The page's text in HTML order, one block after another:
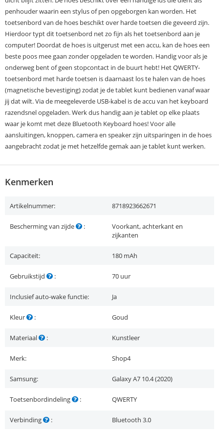
penhouder waarin een stylus of pen opgeborgen kan worden. Het
toetsenbord van de hoes beschikt over harde toetsen die geveerd zijn.
Hierdoor typt dit toetsenbord net zo fijn als het toetsenbord aan je
computer! Doordat de hoes is uitgerust met een accu, kan de hoes een
beste poos mee gaan zonder opgeladen te worden. Handig voor als je
onderweg bent of geen stopcontact in de buurt hebt! Het QWERTY-
toetsenbord met harde toetsen is daarnaast los te halen van de hoes
(magnetische bevestiging) zodat je de tablet kunt bedienen vanaf waar
jij dat wilt. Via de meegeleverde USB-kabel is de accu van het keyboard
razendsnel opgeladen. Werk dus handig aan je tablet op elke plaats
waar je komt met deze Bluetooth Keyboard hoes! Voor alle
aansluitingen, knoppen, camera en speaker zijn uitsparingen in de hoes
aangebracht zodat je met hetzelfde gemak aan je tablet kunt werken.
Kenmerken
Artikelnummer: 8718923662671
Bescherming van zijde :
Voorkant, achterkant en
zijkanten
Capaciteit: 180 mAh
Gebruikstijd : 70 uur
Inclusief auto-wake functie: Ja
Kleur : Goud
Materiaal : Kunstleer
Merk: Shop4
Samsung: Galaxy A7 10.4 (2020)
Toetsenbordindeling : QWERTY
Verbinding : Bluetooth 3.0